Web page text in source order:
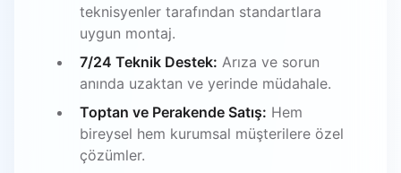
teknisyenler tarafından standartlara
uygun montaj.
7/24 Teknik Destek: Arıza ve sorun
anında uzaktan ve yerinde müdahale.
Toptan ve Perakende Satış: Hem
bireysel hem kurumsal müşterilere özel
çözümler.